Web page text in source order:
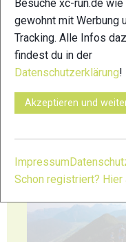
35
Besuche xc-run.de wie
gewohnt mit Werbung
Tracking. Alle Infos
findest du in der
Datenschutzerklärung!
Akzeptieren und
Impressum
Schon registriert? Hier